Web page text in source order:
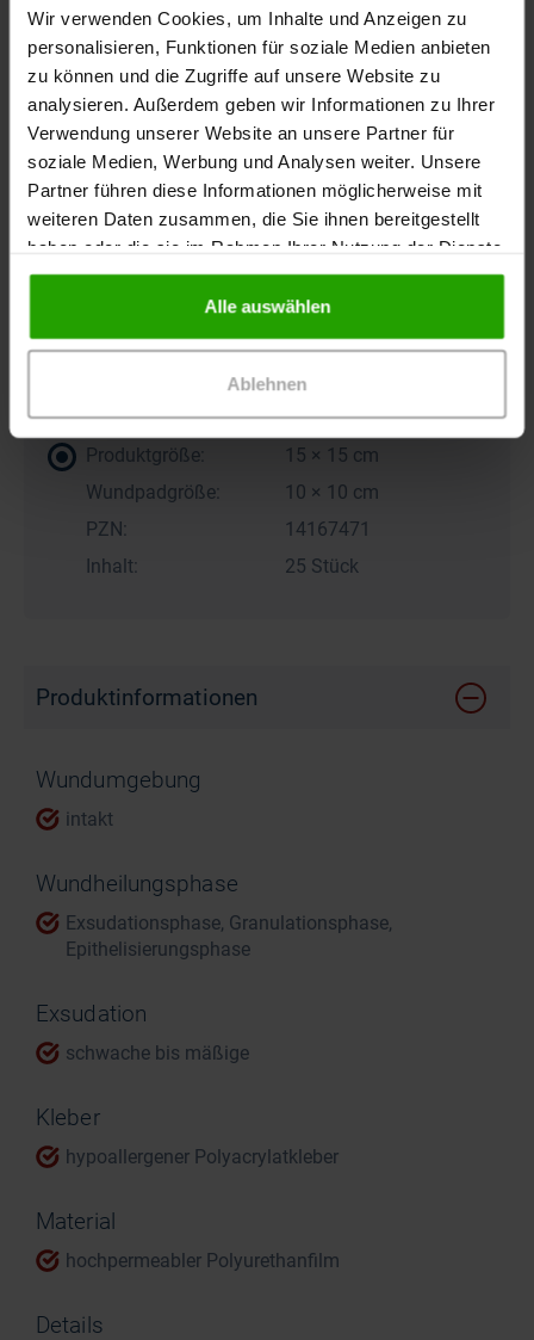
Wir verwenden Cookies, um Inhalte und Anzeigen zu
personalisieren, Funktionen für soziale Medien anbieten
zu können und die Zugriffe auf unsere Website zu
analysieren. Außerdem geben wir Informationen zu Ihrer
Verwendung unserer Website an unsere Partner für
soziale Medien, Werbung und Analysen weiter. Unsere
Partner führen diese Informationen möglicherweise mit
weiteren Daten zusammen, die Sie ihnen bereitgestellt
haben oder die sie im Rahmen Ihrer Nutzung der Dienste
gesammelt haben.
Alle auswählen
Ablehnen
Wundpadgröße:
5 × 15 cm
PZN:
08906668
Inhalt:
5 Stück
Produktgröße:
10 × 20 cm
Wundpadgröße:
5 × 15 cm
PZN:
12749217
Inhalt:
20 Stück
15 × 15 cm
Wundpadgröße:
10 × 10 cm
Produktgröße:
15 × 15 cm
Wundpadgröße:
10 × 10 cm
PZN:
14167471
Inhalt:
25 Stück
Produktinformationen
Wundumgebung
intakt
Wundheilungsphase
Exsudationsphase, Granulationsphase,
Epithelisierungsphase
Exsudation
schwache bis mäßige
Kleber
hypoallergener Polyacrylatkleber
Material
hochpermeabler Polyurethanfilm
Details